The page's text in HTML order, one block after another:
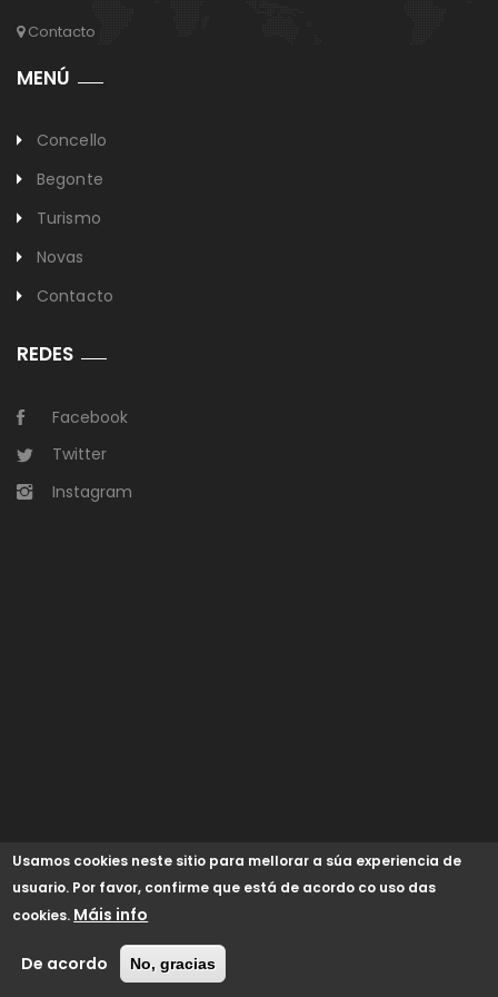
Contacto
MENÚ
Concello
Begonte
Turismo
Novas
Contacto
REDES
Facebook
Twitter
Instagram
© 2024 Concello de Begonte /
Política de cookies
Usamos cookies neste sitio para mellorar a súa experiencia de
usuario. Por favor, confirme que está de acordo co uso das
cookies. Máis info
De acordo No, gracias